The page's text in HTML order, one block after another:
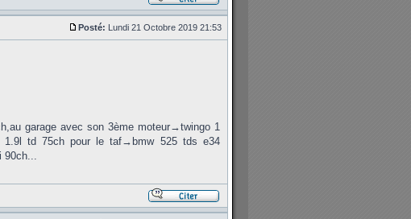
Posté: Lundi 21 Octobre 2019 21:53
garage avec son 3ème moteur→twingo 1
1.9l td 75ch pour le taf→bmw 525 tds e34
90ch...